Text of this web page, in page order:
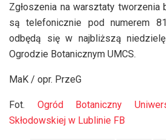
Zgłoszenia na warsztaty tworzenia
są telefonicznie pod numerem
odbędą się w najbliższą
Ogrodzie Botanicznym UMCS.
MaK / opr. PrzeG
Fot. Ogród Botaniczny
Skłodowskiej w Lublinie FB